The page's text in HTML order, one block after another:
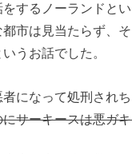
するノーランドと
市は見当たらず、
うお話でした。
になって処刑され
サーキースは悪ガ